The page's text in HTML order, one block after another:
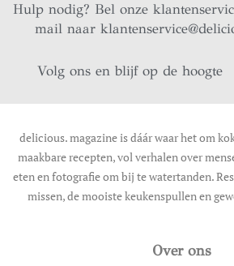
Hulp nodig? Bel onze
mail naar
Volg ons en blijf op de hoogte
delicious. magazine is dáár waar het om
maakbare recepten, vol verhalen over
eten en fotografie om bij te watertanden.
missen, de mooiste keukenspullen en
Over ons